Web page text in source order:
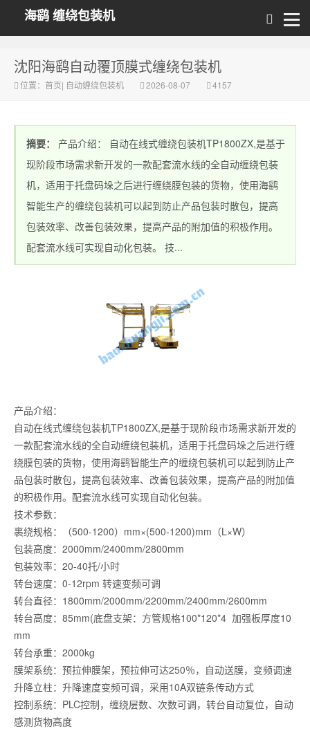
海鹞 缠绕包装机
沈阳海鹞自动覆顶膜式缠绕包装机
位置： 首页| 自动缠绕包装机 2026-08-07 4157
摘要：
产品介绍： 自动在线式缠绕包装机TP1800ZX,是基于
现阶段市场需求新开发的一款配套流水线的全自动缠绕包装
机，适用于托盘码垛之后进行缠绕膜包装的货物，使用海鹞
智能生产的缠绕包装机可以起到防止产品包装时散包，提高
包装效率、改善包装效果，提高产品的附加值的积极作用。
配套流水线可实现自动化包装。 技...
产品介绍：
自动在线式缠绕包装机TP1800ZX,是基于现阶段市场需求新开发的
一款配套流水线的全自动缠绕包装机，适用于托盘码垛之后进行缠
绕膜包装的货物，使用海鹞智能生产的缠绕包装机可以起到防止产
品包装时散包，提高包装效率、改善包装效果，提高产品的附加值
的积极作用。配套流水线可实现自动化包装。
技术参数：
裹绕规格：（500-1200）mm×(500-1200)mm（L×W）
包装高度：2000mm/2400mm/2800mm
包装效率：20-40托/小时
转台速度：0-12rpm 转速变频可调
转台直径：1800mm/2000mm/2200mm/2400mm/2600mm
转台高度：85mm(底盘支架：方管规格100*120*4 加强板厚度10
mm
转台承重：2000kg
膜架系统：预拉伸膜架，预拉伸可达250％，自动送膜，变频调速
升降立柱：升降速度变频可调，采用10A双链条传动方式
控制系统：PLC控制，缠绕层数、次数可调，转台自动复位，自动
感测货物高度